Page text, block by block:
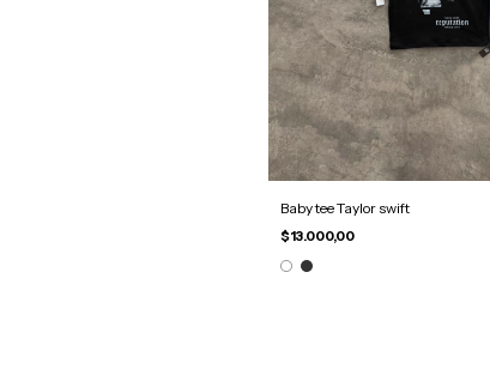
Baby tee Taylor swift
$13.000,00